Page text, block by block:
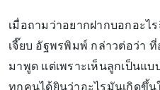
เมื่อถามว่าอยากฝากบอกอะไร
เจี๊ยบ อัฐพรพิมพ์ กล่าวต่อว่า
มาพูด แต่เพราะเห็นลูกเป็นแ
ทุกคนได้ยินว่าอะไรมันเกิดขึ้